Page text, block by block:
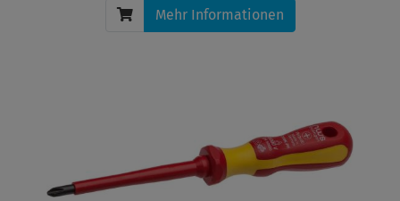
Mehr Informationen